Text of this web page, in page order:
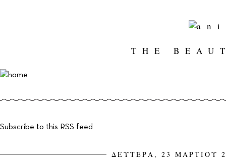
THE
Subscribe to this RSS feed
ΔΕΥΤΕΡΑ, 23 ΜΑΡΤΙΟΥ